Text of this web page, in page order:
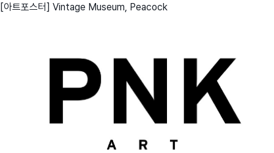
[아트포스터] Vintage Museum, Peacock